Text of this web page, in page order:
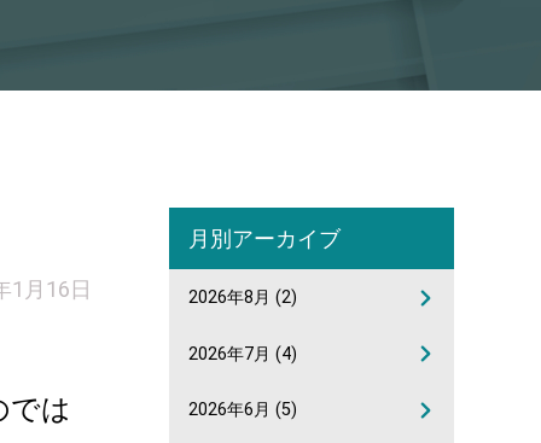
1月16日
では
月別アーカイブ
2026年8月 (2)
2026年7月 (4)
2026年6月 (5)